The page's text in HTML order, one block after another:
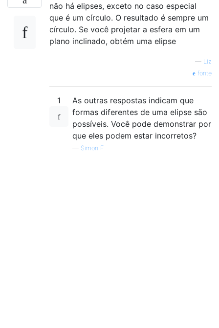
não há elipses, exceto no caso especial
que é um círculo. O resultado é sempre um
círculo. Se você projetar a esfera em um
plano inclinado, obtém uma elipse
— Liz
fonte
1
As outras respostas indicam que
formas diferentes de uma elipse são
possíveis. Você pode demonstrar por
que eles podem estar incorretos?
— Simon F